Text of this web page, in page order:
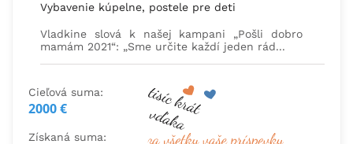
Vybavenie kúpelne, postele pre deti
Vladkine slová k našej kampani „Pošli dobro
mamám 2021“: „Sme určite každí jeden rád...
Cieľová suma:
2000 €
Získaná suma: